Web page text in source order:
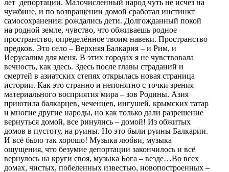
лет депортации. Малочисленный народ чуть не исчез на
чужбине, и по возвращении домой сработал инстинкт
самосохранения: рождались дети. Долгожданный покой
на родной земле, чувство, что обживаешь родное
пространство, определённое твоим навеки. Пространство
предков. Это село – Верхняя Балкария – и Рим, и
Иерусалим для меня. В этих городах я не чувствовала
вечность, как здесь. Здесь после главы страданий и
смертей в азиатских степях открылась новая страница
истории. Как это странно и непонятно с точки зрения
материального восприятия мира – зов Родины. Азия
приютила балкарцев, чеченцев, ингушей, крымских татар
и многие другие народы, но как только дали разрешение
вернуться домой, все ринулись – домой! Из обжитых
домов в пустоту, на руины. Но это были руины Балкарии.
И всё было так хорошо! Музыка любви, музыка
ощущения, что безумие депортации закончилось и всё
вернулось на круги своя, музыка Бога – везде…Во всех
домах, чистых, побеленных известью, новопостроенных –